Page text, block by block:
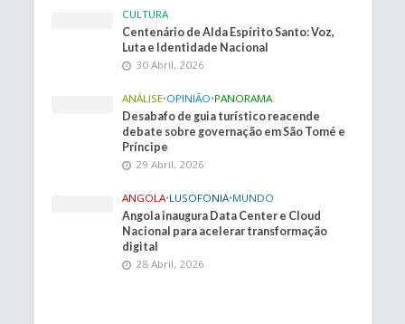
CULTURA
Centenário de Alda Espírito Santo: Voz,
Luta e Identidade Nacional
30 Abril, 2026
ANÁLISE•OPINIÃO•PANORAMA
Desabafo de guia turístico reacende
debate sobre governação em São Tomé e
Príncipe
29 Abril, 2026
ANGOLA•LUSOFONIA•MUNDO
Angola inaugura Data Center e Cloud
Nacional para acelerar transformação
digital
28 Abril, 2026